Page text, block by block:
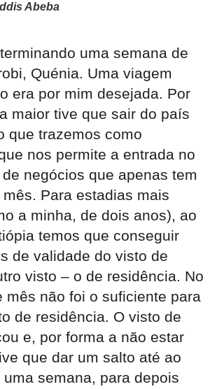
Abeba
uma semana de
Quénia. Uma viagem
era por mim desejada. Por
maior tive que sair do país
que trazemos como
nos permite a entrada no
negócios que apenas tem
Para estadias mais
a minha, de dois anos), ao
temos que conseguir
de validade do visto de
visto – o de residência. No
mês não foi o suficiente para
de residência. O visto de
e, por forma a não estar
que dar um salto até ao
semana, para depois